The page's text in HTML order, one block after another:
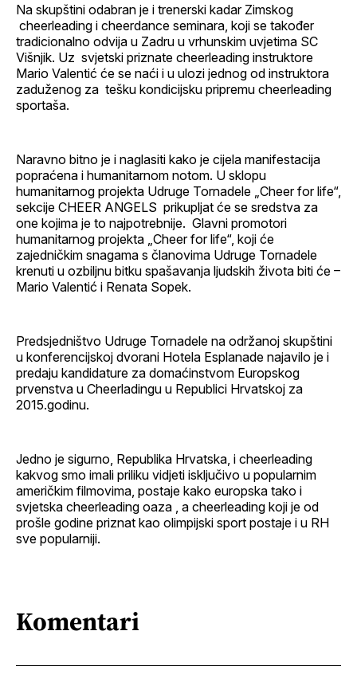
Na skupštini odabran je i trenerski kadar Zimskog
cheerleading i cheerdance seminara, koji se također
tradicionalno odvija u Zadru u vrhunskim uvjetima SC
Višnjik. Uz svjetski priznate cheerleading instruktore
Mario Valentić će se naći i u ulozi jednog od instruktora
zaduženog za tešku kondicijsku pripremu cheerleading
sportaša.
Naravno bitno je i naglasiti kako je cijela manifestacija
popraćena i humanitarnom notom. U sklopu
humanitarnog projekta Udruge Tornadele „Cheer for life“,
sekcije CHEER ANGELS prikupljat će se sredstva za
one kojima je to najpotrebnije. Glavni promotori
humanitarnog projekta „Cheer for life“, koji će
zajedničkim snagama s članovima Udruge Tornadele
krenuti u ozbiljnu bitku spašavanja ljudskih života biti će –
Mario Valentić i Renata Sopek.
Predsjedništvo Udruge Tornadele na održanoj skupštini
u konferencijskoj dvorani Hotela Esplanade najavilo je i
predaju kandidature za domaćinstvom Europskog
prvenstva u Cheerladingu u Republici Hrvatskoj za
2015.godinu.
Jedno je sigurno, Republika Hrvatska, i cheerleading
kakvog smo imali priliku vidjeti isključivo u popularnim
američkim filmovima, postaje kako europska tako i
svjetska cheerleading oaza , a cheerleading koji je od
prošle godine priznat kao olimpijski sport postaje i u RH
sve popularniji.
Komentari